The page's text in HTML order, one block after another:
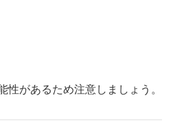
性があるため注意しましょう。